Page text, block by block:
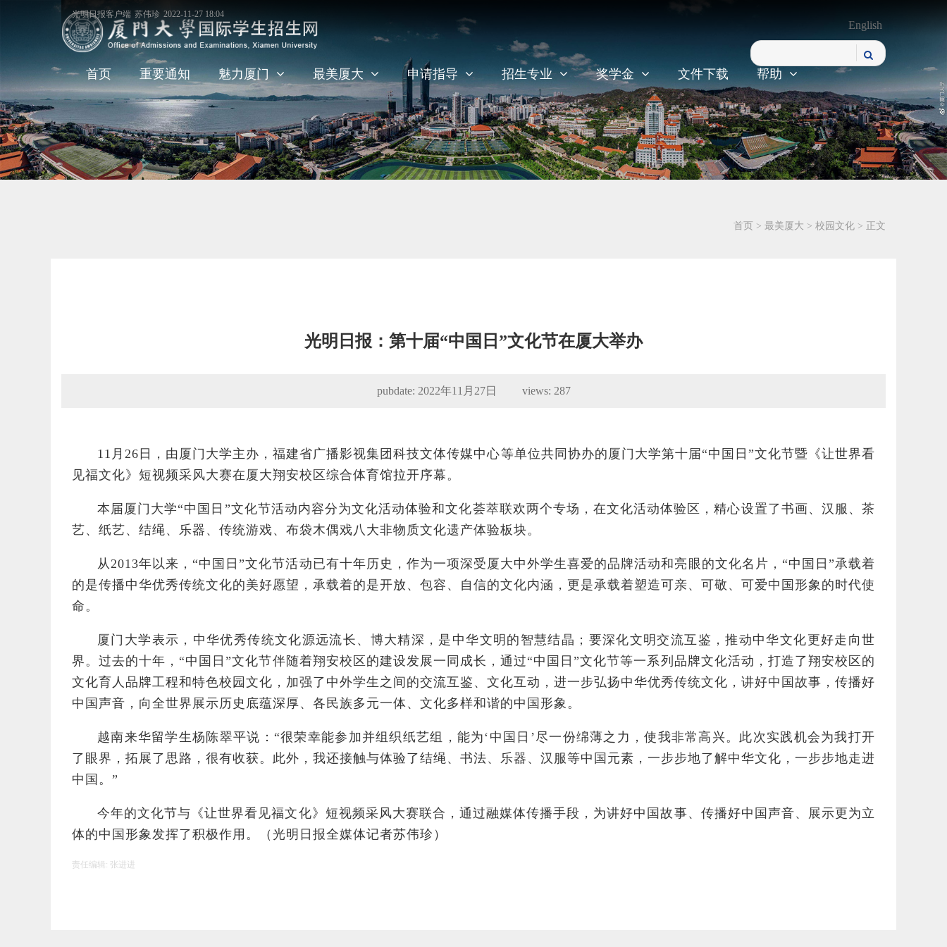
English
首页 重要通知 魅力厦门 最美厦大 申请指导 招生专业 奖学金 文件下载 帮助
首页 > 最美厦大 > 校园文化 > 正文
光明日报：第十届“中国日”文化节在厦大举办
pubdate: 2022年11月27日 views: 287
光明日报客户端 苏伟珍 2022-11-27 18:04
11月26日，由厦门大学主办，福建省广播影视集团科技文体传媒中心等单位共同协办的厦门大学第十届“中国日”文化节暨《让世界看
见福文化》短视频采风大赛在厦大翔安校区综合体育馆拉开序幕。
本届厦门大学“中国日”文化节活动内容分为文化活动体验和文化荟萃联欢两个专场，在文化活动体验区，精心设置了书画、汉服、茶
艺、纸艺、结绳、乐器、传统游戏、布袋木偶戏八大非物质文化遗产体验板块。
从2013年以来，“中国日”文化节活动已有十年历史，作为一项深受厦大中外学生喜爱的品牌活动和亮眼的文化名片，“中国日”承载着
的是传播中华优秀传统文化的美好愿望，承载着的是开放、包容、自信的文化内涵，更是承载着塑造可亲、可敬、可爱中国形象的时代使
命。
厦门大学表示，中华优秀传统文化源远流长、博大精深，是中华文明的智慧结晶；要深化文明交流互鉴，推动中华文化更好走向世
界。过去的十年，“中国日”文化节伴随着翔安校区的建设发展一同成长，通过“中国日”文化节等一系列品牌文化活动，打造了翔安校区的
文化育人品牌工程和特色校园文化，加强了中外学生之间的交流互鉴、文化互动，进一步弘扬中华优秀传统文化，讲好中国故事，传播好
中国声音，向全世界展示历史底蕴深厚、各民族多元一体、文化多样和谐的中国形象。
越南来华留学生杨陈翠平说：“很荣幸能参加并组织纸艺组，能为‘中国日’尽一份绵薄之力，使我非常高兴。此次实践机会为我打开
了眼界，拓展了思路，很有收获。此外，我还接触与体验了结绳、书法、乐器、汉服等中国元素，一步步地了解中华文化，一步步地走进
中国。”
今年的文化节与《让世界看见福文化》短视频采风大赛联合，通过融媒体传播手段，为讲好中国故事、传播好中国声音、展示更为立
体的中国形象发挥了积极作用。（光明日报全媒体记者苏伟珍）
责任编辑: 张进进